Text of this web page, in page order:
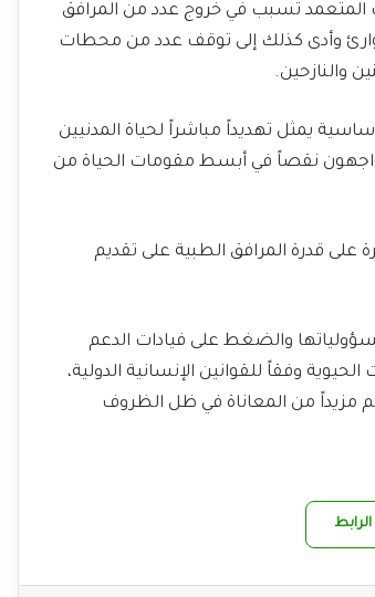
تسبب في خروج عدد من المرافق
وأدى كذلك إلى توقف عدد من محطات
والنازحين.
يمثل تهديداً مباشراً لحياة المدنيين
يواجهون نقصاً في أبسط مقومات الحياة من
قدرة المرافق الطبية على تقديم
والضغط على فيادات الدعم
وفقاً للقوانين الإنسانية الدولية،
مزيداً من المعاناة في ظل الظروف